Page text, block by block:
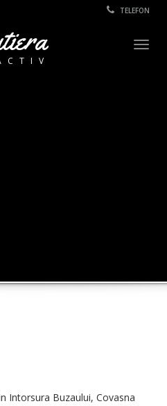
TELEFON
Intorsura Buzaului, Covasna